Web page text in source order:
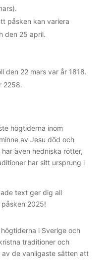
påsken kan variera
den 25 april.
den 22 mars var år 1818.
2258.
högtiderna inom
av Jesu död och
även hedniska rötter,
har sitt ursprung i
text ger dig all
2025!
i Sverige och
traditioner och
de vanligaste sätten att